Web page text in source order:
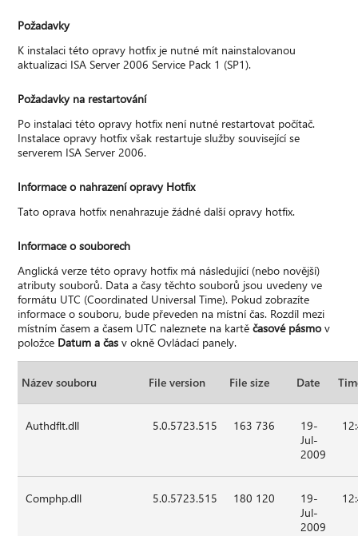
Požadavky
K instalaci této opravy hotfix je nutné mít nainstalovanou
aktualizaci ISA Server 2006 Service Pack 1 (SP1).
Požadavky na restartování
Po instalaci této opravy hotfix není nutné restartovat počítač.
Instalace opravy hotfix však restartuje služby související se
serverem ISA Server 2006.
Informace o nahrazení opravy Hotfix
Tato oprava hotfix nenahrazuje žádné další opravy hotfix.
Informace o souborech
Anglická verze této opravy hotfix má následující (nebo novější)
atributy souborů. Data a časy těchto souborů jsou uvedeny ve
formátu UTC (Coordinated Universal Time). Pokud zobrazíte
informace o souboru, bude převeden na místní čas. Rozdíl mezi
místním časem a časem UTC naleznete na kartěčasové pásmo v
položce Datum a čas v okně Ovládací panely.
Název souboru File version File size Date
Authdflt.dll 5.0.5723.515 163 736
19-
Jul-
2009
Comphp.dll 5.0.5723.515 180 120
19-
Jul-
2009